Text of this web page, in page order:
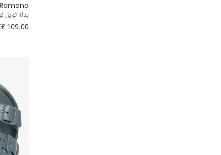
Romano
بدلة تويل
109.00